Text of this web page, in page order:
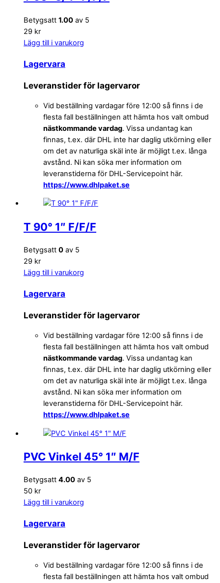
Betygsatt 1.00 av 5
29 kr
Lägg till i varukorg
Lagervara
Leveranstider för lagervaror
Vid beställning vardagar före 12:00 så finns i de
flesta fall beställningen att hämta hos valt ombud
nästkommande vardag. Vissa undantag kan
finnas, t.ex. där DHL inte har daglig utkörning eller
om det av naturliga skäl inte är möjligt t.ex. långa
avstånd. Ni kan söka mer information om
leveranstiderna för DHL-Servicepoint här.
https://www.dhlpaket.se
T 90° 1″ F/F/F
Betygsatt 0 av 5
29 kr
Lägg till i varukorg
Lagervara
Leveranstider för lagervaror
Vid beställning vardagar före 12:00 så finns i de
flesta fall beställningen att hämta hos valt ombud
nästkommande vardag. Vissa undantag kan
finnas, t.ex. där DHL inte har daglig utkörning eller
om det av naturliga skäl inte är möjligt t.ex. långa
avstånd. Ni kan söka mer information om
leveranstiderna för DHL-Servicepoint här.
https://www.dhlpaket.se
PVC Vinkel 45° 1″ M/F
Betygsatt 4.00 av 5
50 kr
Lägg till i varukorg
Lagervara
Leveranstider för lagervaror
Vid beställning vardagar före 12:00 så finns i de
flesta fall beställningen att hämta hos valt ombud